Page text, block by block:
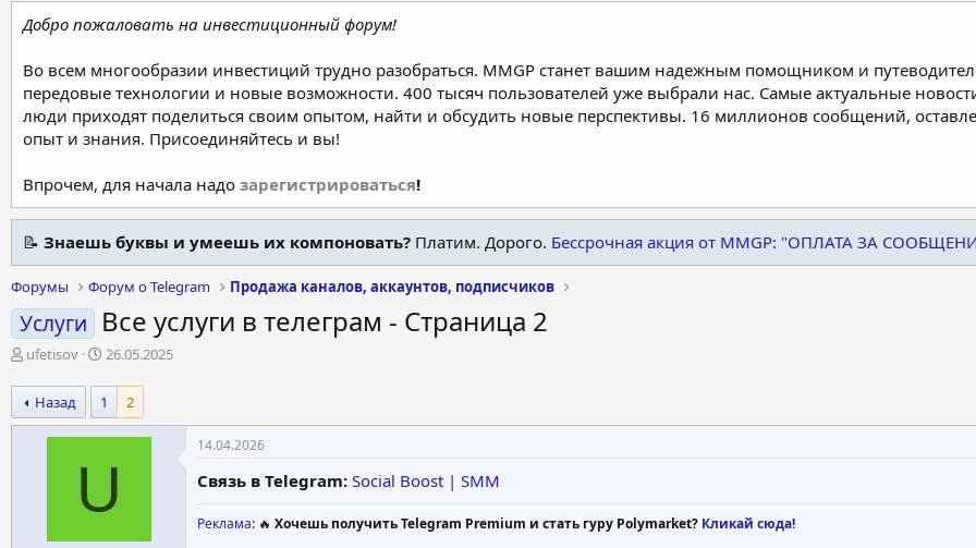
Добро пожаловать на инвестиционный форум!
Во всем многообразии инвестиций трудно разобраться. MMGP станет вашим надежным помощником и
передовые технологии и новые возможности. 400 тысяч пользователей уже выбрали нас. Самые актуальные
люди приходят поделиться своим опытом, найти и обсудить новые перспективы. 16 миллионов сообщений,
опыт и знания. Присоединяйтесь и вы!
Впрочем, для начала надо зарегистрироваться!
📝 Знаешь буквы и умеешь их компоновать? Платим. Дорого. Бессрочная акция от MMGP: "ОПЛАТА ЗА
Форумы Форум о Telegram Продажа каналов, аккаунтов, подписчиков
Услуги Все услуги в телеграм - Страница 2
А
т
о
р
ufetisov
Д
т
а
н
ч
л
26.05.2025
Назад 1 2
U
14.04.2026
Связь в Telegram: Social Boost | SMM
Реклама: 🔥 Хочешь получить Telegram Premium и стать гуру Polymarket? Кликай сюда!